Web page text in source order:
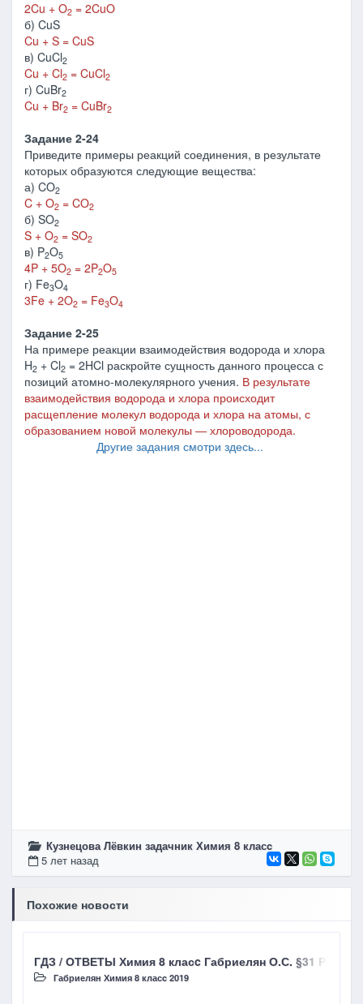
2Cu + O2 = 2CuO
б) CuS
Cu + S = CuS
в) CuCl2
Cu + Cl2 = CuCl2
г) CuBr2
Cu + Br2 = CuBr2
Задание 2-24
Приведите примеры реакций соединения, в результате
которых образуются следующие вещества:
а) CO2
C + O2 = CO2
б) SO2
S + O2 = SO2
в) P2O5
4P + 5O2 = 2P2O5
г) Fe3O4
3Fe + 2O2 = Fe3O4
Задание 2-25
На примере реакции взаимодействия водорода и хлора
H2 + Cl2 = 2HCl раскройте сущность данного процесса с
позиций атомно-молекулярного учения. В результате
взаимодействия водорода и хлора происходит
расщепление молекул водорода и хлора на атомы, с
образованием новой молекулы ― хлороводорода.
Другие задания смотри здесь...
Кузнецова Лёвкин задачник Химия 8 класc
5 лет назад
Похожие новости
ГДЗ / ОТВЕТЫ Химия 8 класc Габриелян О.С. §31
Габриелян Химия 8 класc 2019